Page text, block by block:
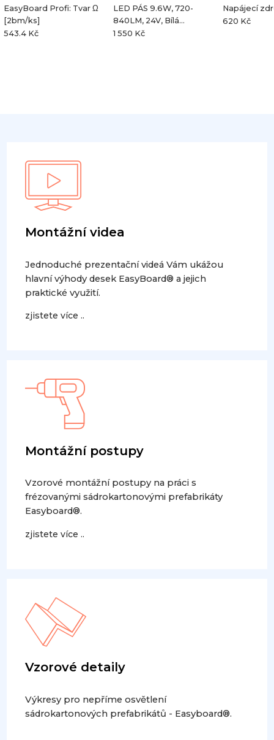
EasyBoard Profi: Tvar Ω
[2bm/ks]
543.4 Kč
LED PÁS 9.6W, 720-
840LM, 24V, Bílá
[5bm/bal]
1 550 Kč
Napájecí
620 Kč
Montážní videa
Jednoduché prezentační videá Vám ukážou
hlavní výhody desek EasyBoard® a jejich
praktické využití.
zjistete více ..
Montážní postupy
Vzorové montážní postupy na práci s
frézovanými sádrokartonovými prefabrikáty
Easyboard®.
zjistete více ..
Vzorové detaily
Výkresy pro nepříme osvětlení
sádrokartonových prefabrikátů - Easyboard®.